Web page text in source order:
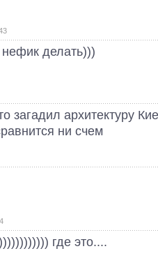
делать)))
загадил архитектуру
ни счем
где это....